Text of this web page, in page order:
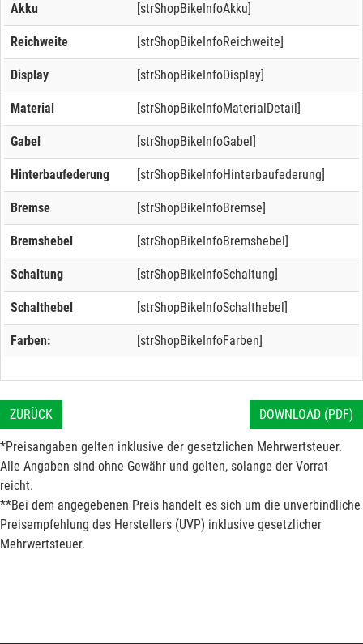
Akku [strShopBikeInfoAkku]
Reichweite [strShopBikeInfoReichweite]
Display [strShopBikeInfoDisplay]
Material [strShopBikeInfoMaterialDetail]
Gabel [strShopBikeInfoGabel]
Hinterbaufederung [strShopBikeInfoHinterbaufederung]
Bremse [strShopBikeInfoBremse]
Bremshebel [strShopBikeInfoBremshebel]
Schaltung [strShopBikeInfoSchaltung]
Schalthebel [strShopBikeInfoSchalthebel]
Farben: [strShopBikeInfoFarben]
ZURÜCK DOWNLOAD (PDF)
*Preisangaben gelten inklusive der gesetzlichen Mehrwertsteuer.
Alle Angaben sind ohne Gewähr und gelten, solange der Vorrat
reicht.
**Bei dem angegebenen Preis handelt es sich um die unverbindliche
Preisempfehlung des Herstellers (UVP) inklusive gesetzlicher
Mehrwertsteuer.